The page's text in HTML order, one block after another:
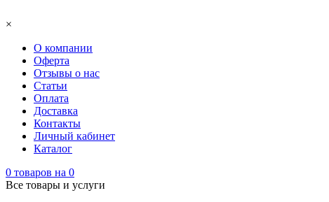
×
О компании
Оферта
Отзывы о нас
Статьи
Оплата
Доставка
Контакты
Личный кабинет
Каталог
0 товаров на 0
Все товары и услуги